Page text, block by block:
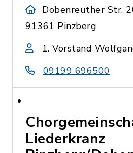
Dobenreuther Str.
91361 Pinzberg
1. Vorstand
09199 696500
Liederkranz